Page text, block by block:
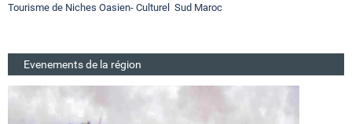
Tourisme de Niches Oasien- Culturel Sud Maroc
Evenements de la région